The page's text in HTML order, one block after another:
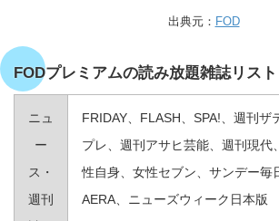
出典元： FOD
FODプレミアムの読み放題雑誌リスト
ニュ
ー
ス・
週刊
FRIDAY、FLASH、SPA!、週刊ザ
プレ、週刊アサヒ芸能、週刊現代
性自身、女性セブン、サンデー毎
AERA、ニューズウィーク日本版